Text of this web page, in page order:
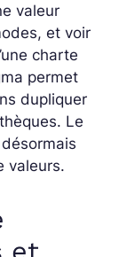
valeur
et voir
charte
permet
dupliquer
Le
valeurs.